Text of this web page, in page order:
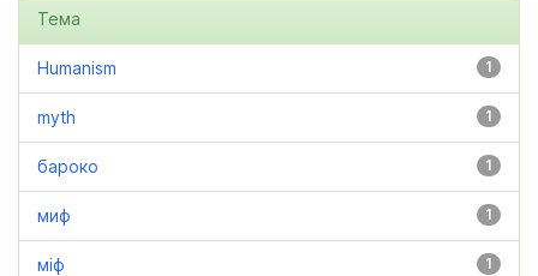
Тема
1
Humanism
1
myth
1
бароко
1
миф
1
міф